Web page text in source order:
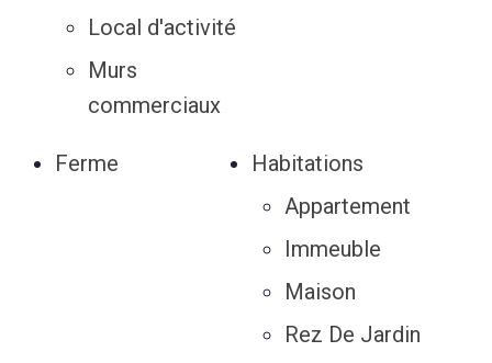
Local d'activité
Murs
commerciaux
Ferme
Habitations
Appartement
Immeuble
Maison
Rez De Jardin